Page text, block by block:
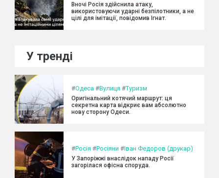
Вночі Росія здійснила атаку,
використовуючи ударні безпілотники, а не
цілі для імітації, повідомив Ігнат.
У тренді
#Одеса #Вулиця #Туризм
Оригінальний котячий маршрут: ця
секретна карта відкриє вам абсолютно
нову сторону Одеси.
#Росія #Росіяни #Іван Федоров (друкар)
У Запоріжжі внаслідок нападу Росії
загорілася офісна споруда.